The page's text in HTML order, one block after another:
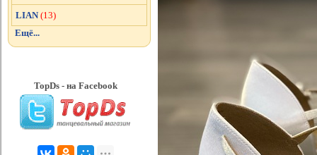
LIAN (13)
Ещё...
TopDs - на Facebook